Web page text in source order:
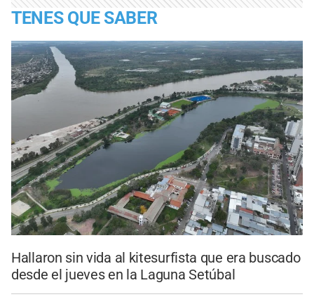
TENES QUE SABER
Hallaron sin vida al kitesurfista que era buscado
desde el jueves en la Laguna Setúbal